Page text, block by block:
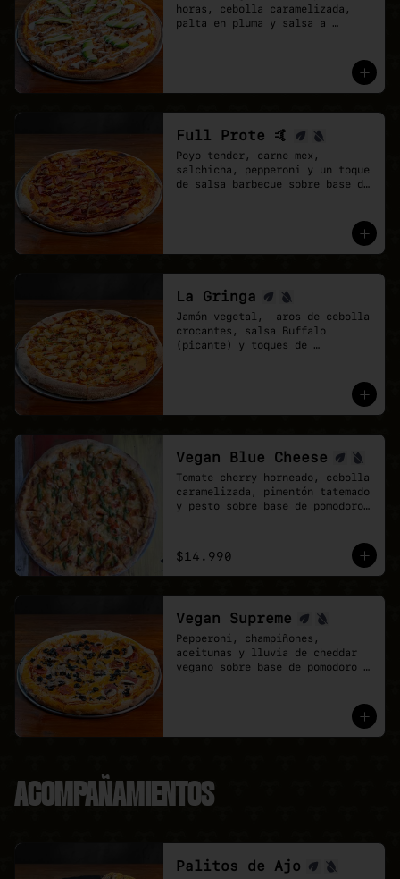
horas, cebolla caramelizada,
palta en pluma y salsa a
Full Prote 🤙
Poyo tender, carne mex,
salchicha, pepperoni y un toque
de salsa barbecue sobre base de
La Gringa
Jamón vegetal,  aros de cebolla
crocantes, salsa Buffalo
(picante) y toques de
Vegan Blue Cheese
Tomate cherry horneado, cebolla
caramelizada, pimentón tatemado
y pesto sobre base de pomodoro
$14.990
Vegan Supreme
Pepperoni, champiñones,
aceitunas y lluvia de cheddar
vegano sobre base de pomodoro y
ACOMPAÑAMIENTOS
Palitos de Ajo